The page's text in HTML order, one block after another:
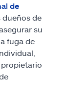
de
dueños de
su
fuga de